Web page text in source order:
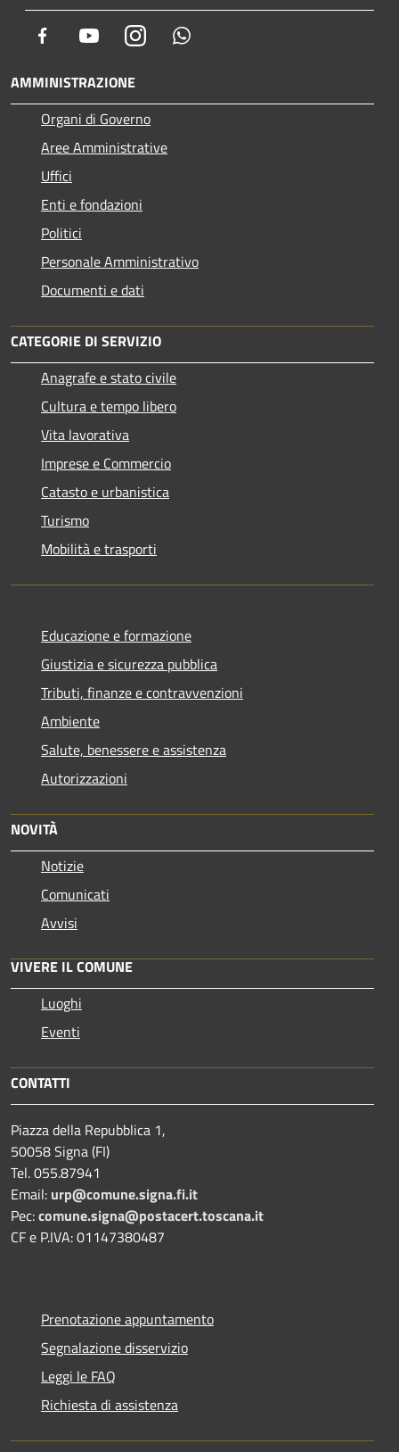
Facebook YoutubeInstagram
AMMINISTRAZIONE
Organi di Governo
Aree Amministrative
Uffici
Enti e fondazioni
Politici
Personale Amministrativo
Documenti e dati
CATEGORIE DI SERVIZIO
Anagrafe e stato civile
Cultura e tempo libero
Vita lavorativa
Imprese e Commercio
Catasto e urbanistica
Turismo
Mobilità e trasporti
Educazione e formazione
Giustizia e sicurezza pubblica
Tributi, finanze e contravvenzioni
Ambiente
Salute, benessere e assistenza
Autorizzazioni
NOVITÀ
Notizie
Comunicati
Avvisi
VIVERE IL COMUNE
Luoghi
Eventi
CONTATTI
Piazza della Repubblica 1,
50058 Signa (FI)
Tel. 055.87941
Email: urp@comune.signa.fi.it
Pec:comune.signa@postacert.toscana.it
CF e P.IVA: 01147380487
Prenotazione appuntamento
Segnalazione disservizio
Leggi le FAQ
Richiesta di assistenza